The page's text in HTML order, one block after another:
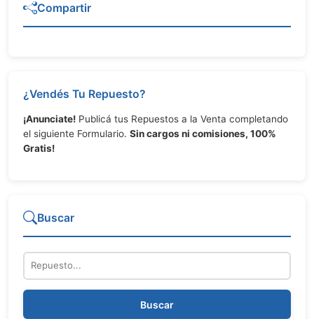
Compartir
¿Vendés Tu Repuesto?
¡Anunciate! Publicá tus Repuestos a la Venta completando
el siguiente Formulario. Sin cargos ni comisiones, 100%
Gratis!
Buscar
Repuesto
Buscar